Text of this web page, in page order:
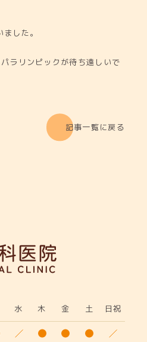
した。
ラリンピックが待ち遠しいで
記事一覧に戻る
水 木 金 土 日祝